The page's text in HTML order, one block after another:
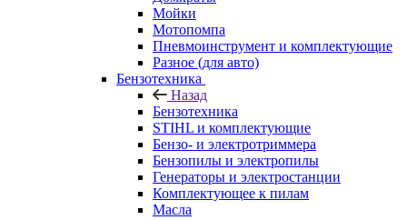
Мойки
Мотопомпа
Пневмоинструмент и комплектующие
Разное (для авто)
Бензотехника
Назад
Бензотехника
STIHL и комплектующие
Бензо- и электротриммера
Бензопилы и электропилы
Генераторы и электростанции
Комплектующее к пилам
Масла